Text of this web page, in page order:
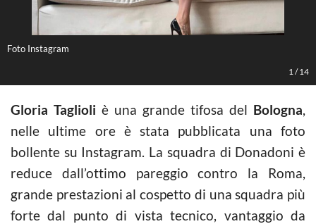
Foto Instagram
1 /14
Gloria Taglioli è una grande tifosa del Bologna,
nelle ultime ore è stata pubblicata una foto
bollente su Instagram. La squadra di Donadoni è
reduce dall’ottimo pareggio contro la Roma,
grande prestazioni al cospetto di una squadra più
forte dal punto di vista tecnico, vantaggio da